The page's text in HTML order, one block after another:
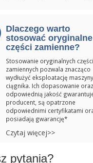
Dlaczego warto
stosować oryginalne
części zamienne?
Stosowanie oryginalnych części
zamiennych pozwala znacząco
wydłużyć eksploatację
ciągnika. Ich dopasowanie oraz
odpowiednią jakość
producent, są opatrzone
odpowiednimi certyfikatami
posiadają gwarancję*
Czytaj więcej>>
pytania?